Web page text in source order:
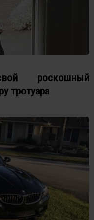
роскошный
тротуара